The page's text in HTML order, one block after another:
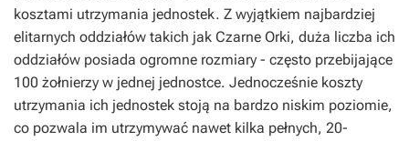
kosztami utrzymania jednostek. Z wyjątkiem najbardziej
elitarnych oddziałów takich jak Czarne Orki, duża liczba ich
oddziałów posiada ogromne rozmiary - często przebijające
100 żołnierzy w jednej jednostce. Jednocześnie koszty
utrzymania ich jednostek stoją na bardzo niskim poziomie,
co pozwala im utrzymywać nawet kilka pełnych, 20-